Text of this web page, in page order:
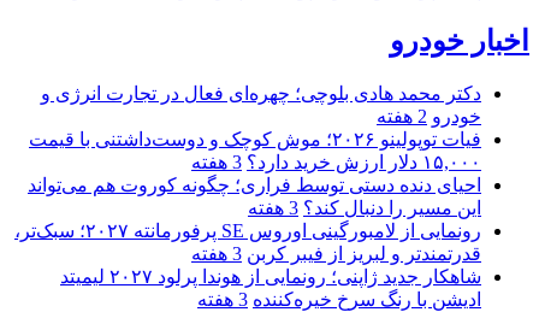
اخبار خودرو
دکتر محمد هادی بلوچی؛ چهره‌ای فعال در تجارت انرژی و
خودرو 2 هفته
فیات توپولینو ۲۰۲۶؛ موش کوچک و دوست‌داشتنی با قیمت
۱۵,۰۰۰ دلار ارزش خرید دارد؟
3 هفته
احیای دنده دستی توسط فراری؛ چگونه کوروت هم می‌تواند
این مسیر را دنبال کند؟ 3 هفته
رونمایی از لامبورگینی اوروس SE پرفورمانته ۲۰۲۷؛ سبک‌تر،
قدرتمندتر و لبریز از فیبر کربن 3 هفته
شاهکار جدید ژاپنی؛ رونمایی از هوندا پرلود ۲۰۲۷ لیمیتد
ادیشن با رنگ سرخ خیره‌کننده 3 هفته